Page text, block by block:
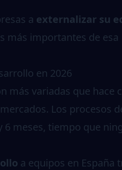
a externalizar su
más importantes de esa
en 2026
más variadas que hace
Los procesos
6 meses, tiempo que
a equipos en España